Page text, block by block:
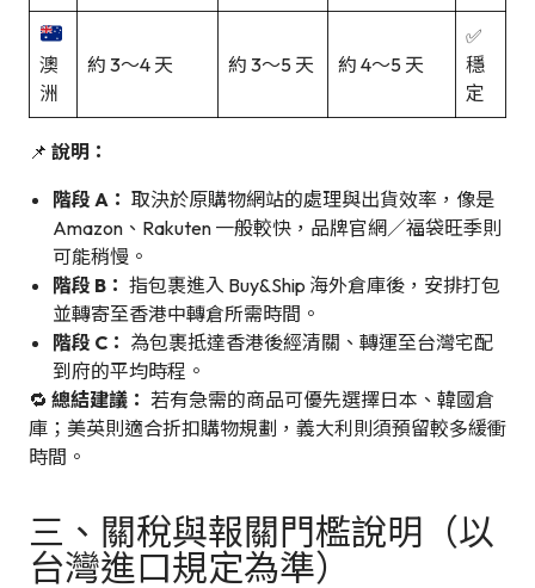
澳
洲
約 3～4 天 約 3～5 天 約 4～5 天
✅
穩
定
📌 說明：
階段 A： 取決於原購物網站的處理與出貨效率，像是
Amazon、Rakuten 一般較快，品牌官網／福袋旺季則
可能稍慢。
階段 B： 指包裹進入 Buy&Ship 海外倉庫後，安排打包
並轉寄至香港中轉倉所需時間。
階段 C： 為包裹抵達香港後經清關、轉運至台灣宅配
到府的平均時程。
🔁 總結建議： 若有急需的商品可優先選擇日本、韓國倉
庫；美英則適合折扣購物規劃，義大利則須預留較多緩衝
時間。
三、關稅與報關門檻說明（以
台灣進口規定為準）